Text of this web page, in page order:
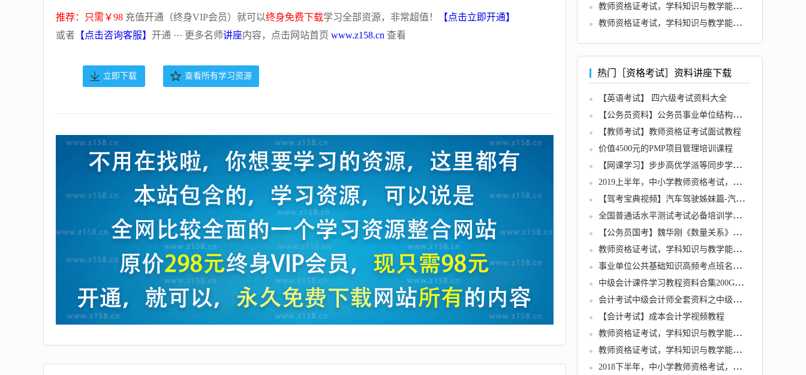
推荐：只需￥98 充值开通（终身VIP会员）就可以终身免费下载学习全部资源，非常超值！
【点击立即开通】
或者 【点击咨询客服】 开通 ··· 更多名师讲座内容，点击网站首页 www.z158.cn 查看
立即下载 查看所有学习资源
教师资格证考试，学科知识与教学能力 (高中音乐)
教师资格证考试，学科知识与教学能力 (高中信息技术)
热门［资格考试］资料讲座下载
【英语考试】 四六级考试资料大全
【公务员资料】公务员事业单位结构化面试教程资料
【教师考试】教师资格证考试面试教程
价值4500元的PMP项目管理培训课程
【网课学习】步步高优学派等同步学习软件集合程序软件
2019上半年，中小学教师资格考试，各学科知识与教学能力试题
【驾考宝典视频】汽车驾驶姊妹篇-汽车驾驶学习技巧讲堂
全国普通话水平测试考试必备培训学习资料【发音图谱+60篇音频朗读作品 跟读训练】
【公务员国考】魏华刚《数量关系》冲刺班
教师资格证考试，学科知识与教学能力 (初中语文)
事业单位公共基础知识高频考点班名师讲座全25集下载
中级会计课件学习教程资料合集200G（中华、东奥双网校）
会计考试中级会计师全套资料之中级财务管理
【会计考试】成本会计学视频教程
教师资格证考试，学科知识与教学能力 (初中英语)
教师资格证考试，学科知识与教学能力 (初中数学)
2018下半年，中小学教师资格考试，各学科知识与教学能力试题